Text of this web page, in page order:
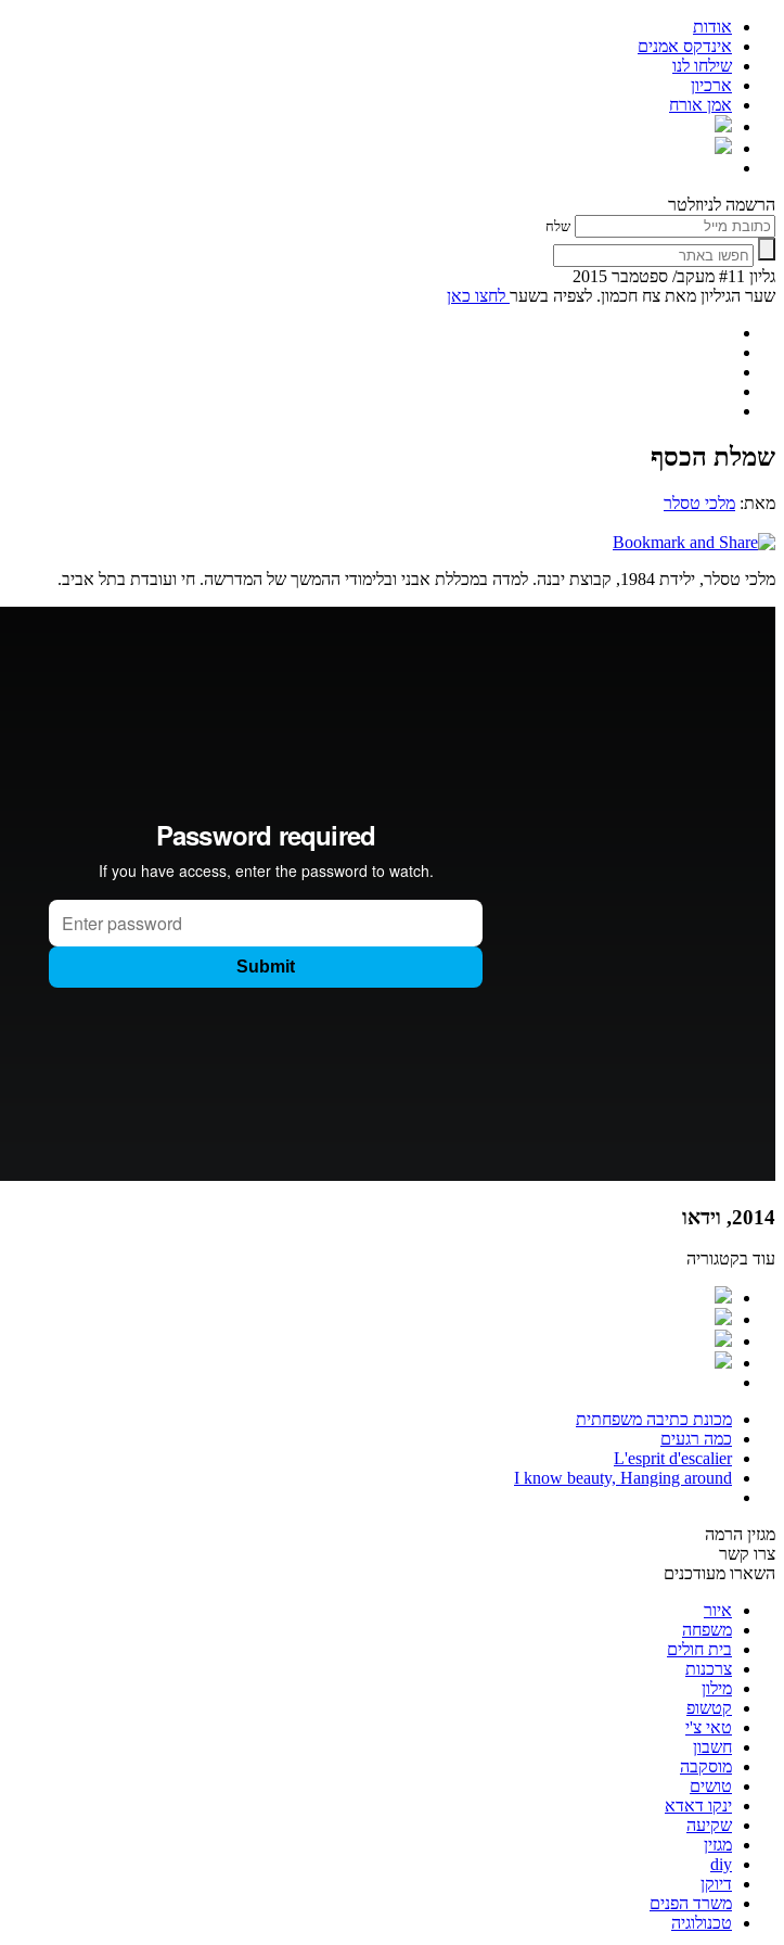
אודות
אינדקס אמנים
שילחו לנו
ארכיון
אמן אורח
הרשמה לניוזלטר
שלח
גליון #11 מעקב/ ספטמבר 2015
שער הגיליון מאת צח חכמון. לצפיה בשער לחצו כאן
שמלת הכסף
מאת: מלכי טסלר
מלכי טסלר, ילידת 1984, קבוצת יבנה. למדה במכללת אבני ובלימודי ההמשך של המדרשה. חי ועובדת בתל אביב.
2014, וידאו
עוד בקטגוריה
מכונת כתיבה משפחתית
כמה רגעים
L'esprit d'escalier
I know beauty, Hanging around
מגזין הרמה
צרו קשר
השארו מעודכנים
איור
משפחה
בית חולים
צרכנות
מילון
קטשופ
טאי צ'י
חשבון
מוסקבה
טושים
ינקו דאדא
שקיעה
מגזין
diy
דיוקן
משרד הפנים
טכנולוגיה